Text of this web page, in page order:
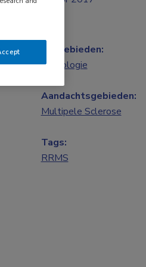
Vakgebieden:
Neurologie
Aandachtsgebieden:
Multipele Sclerose
Tags:
RRMS